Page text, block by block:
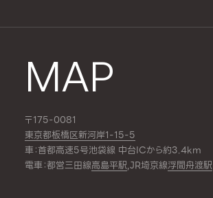
MAP
〒175-0081
東京都板橋区新河岸1-15-5
車：首都高速5号池袋線 中台ICから約3.4km
電車：都営三田線高島平駅,JR埼京線浮間舟渡駅